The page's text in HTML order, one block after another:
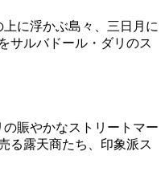
上に浮かぶ島々、三日月に
サルバドール・ダリのス
の賑やかなストリートマー
る露天商たち、印象派ス